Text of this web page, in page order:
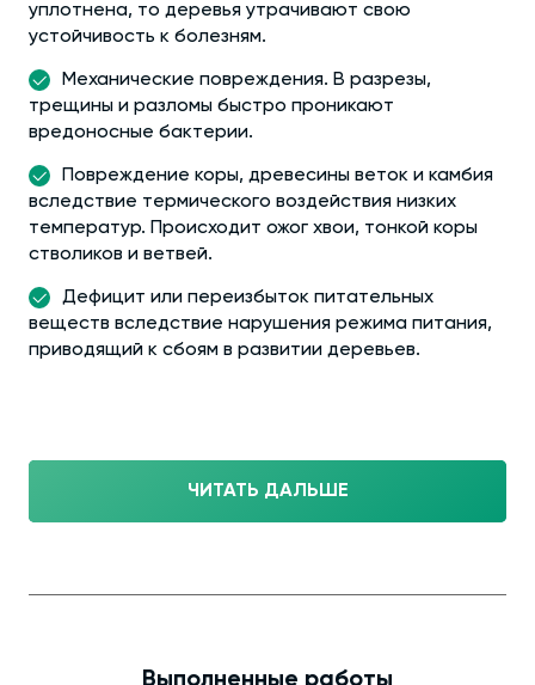
уплотнена, то деревья утрачивают свою
устойчивость к болезням.
Механические повреждения. В разрезы,
трещины и разломы быстро проникают
вредоносные бактерии.
Повреждение коры, древесины веток и камбия
вследствие термического воздействия низких
температур. Происходит ожог хвои, тонкой коры
стволиков и ветвей.
Дефицит или переизбыток питательных
веществ вследствие нарушения режима питания,
приводящий к сбоям в развитии деревьев.
ЧИТАТЬ ДАЛЬШЕ
Выполненные работы